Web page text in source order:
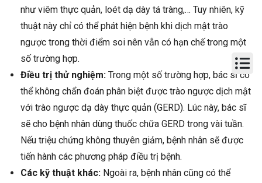
như viêm thực quản, loét dạ dày tá tràng,… Tuy nhiên, kỹ
thuật này chỉ có thể phát hiện bệnh khi dịch mật trào
ngược trong thời điểm soi nên vẫn có hạn chế trong một
số trường hợp.
Điều trị thử nghiệm: Trong một số trường hợp, bác sĩ có
thể không chẩn đoán phân biệt được trào ngược dịch mật
với trào ngược dạ dày thực quản (GERD). Lúc này, bác sĩ
sẽ cho bệnh nhân dùng thuốc chữa GERD trong vài tuần.
Nếu triệu chứng không thuyên giảm, bệnh nhân sẽ được
tiến hành các phương pháp điều trị bệnh.
Các kỹ thuật khác: Ngoài ra, bệnh nhân cũng có thể